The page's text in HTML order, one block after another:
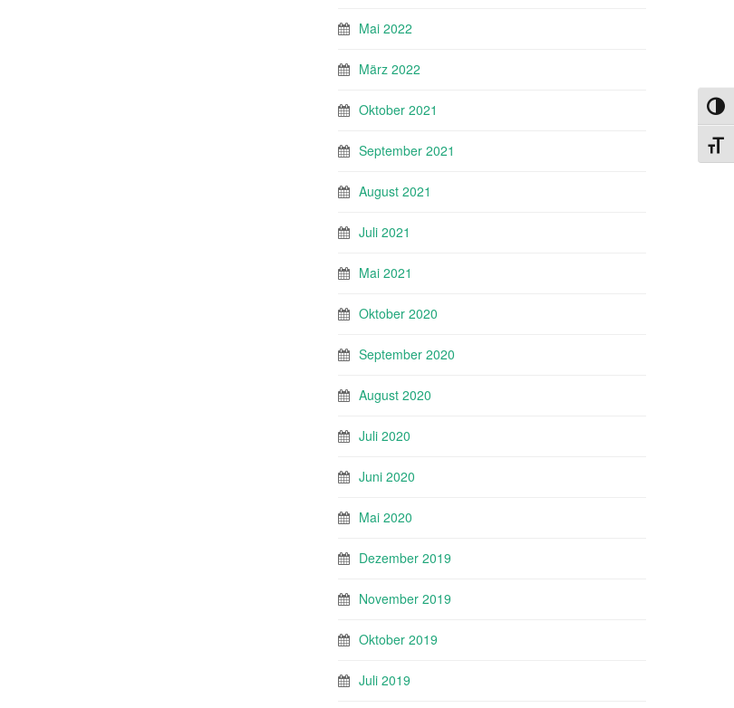
Mai 2022
März 2022
Oktober 2021
September 2021
August 2021
Juli 2021
Mai 2021
Oktober 2020
September 2020
August 2020
Juli 2020
Juni 2020
Mai 2020
Dezember 2019
November 2019
Oktober 2019
Juli 2019